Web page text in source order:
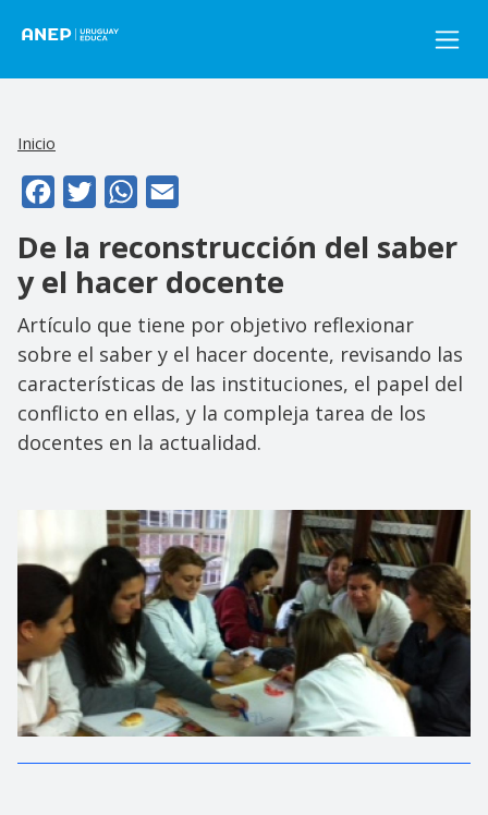
Inicio
FacebookTwitterWhatsApp
De la reconstrucción del saber
y el hacer docente
Artículo que tiene por objetivo reflexionar
sobre el saber y el hacer docente, revisando las
características de las instituciones, el papel del
conflicto en ellas, y la compleja tarea de los
docentes en la actualidad.